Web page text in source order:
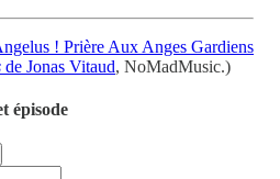
! Prière Aux Anges Gardiens
de Jonas Vitaud, NoMadMusic.)
épisode